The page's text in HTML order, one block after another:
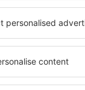
Hotely in Turija
Hotely in Cranbrook